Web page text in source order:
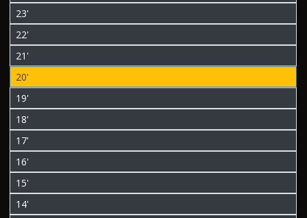
23'
22'
21'
20'
19'
18'
17'
16'
15'
14'